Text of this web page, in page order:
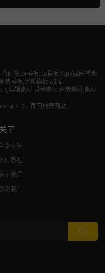
网站,pr模板,ae模板,fcpx插件,视频
费模板,字幕模板,AE插
剪辑素材,抖音素材,免费素材,素材
+ D，即可收藏网站
关于
全部标签
入门教程
关于我们
联系我们